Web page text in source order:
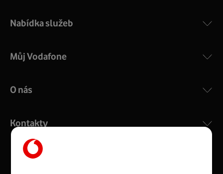
Nabídka služeb
Můj Vodafone
O nás
Kontakty